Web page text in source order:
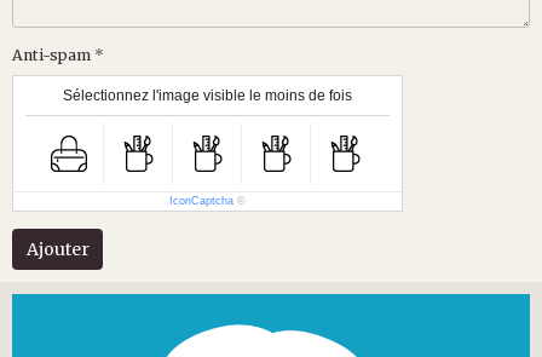
Anti-spam
Sélectionnez l'image visible le moins de fois
IconCaptcha ©
Ajouter